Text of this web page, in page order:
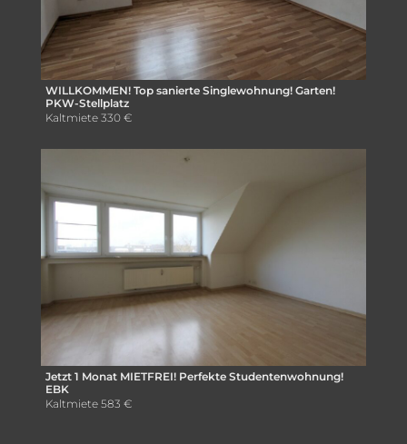
WILLKOMMEN! Top sanierte Singlewohnung! Garten!
PKW-Stellplatz
Kaltmiete 330 €
Jetzt 1 Monat MIETFREI! Perfekte Studentenwohnung!
EBK
Kaltmiete 583 €